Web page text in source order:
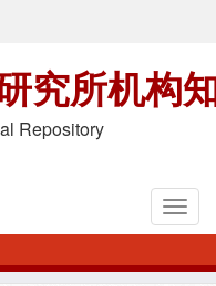
究所机构
Repository